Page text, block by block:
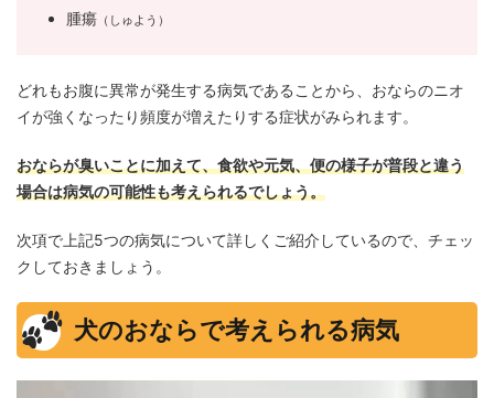
腫瘍 （しゅよう）
どれもお腹に異常が発生する病気であることから、おならのニオ
イが強くなったり頻度が増えたりする症状がみられます。
おならが臭いことに加えて、食欲や元気、便の様子が普段と違う
場合は病気の可能性も考えられるでしょう。
次項で上記5つの病気について詳しくご紹介しているので、チェッ
クしておきましょう。
犬のおならで考えられる病気